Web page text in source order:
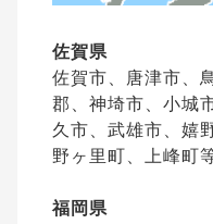
佐賀県
佐賀市、唐津市、
郡、神埼市、小城
久市、武雄市、嬉
野ヶ里町、上峰町
福岡県